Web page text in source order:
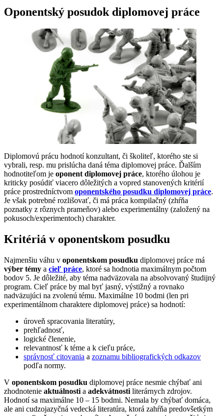
Oponentský posudok diplomovej práce
Diplomovú prácu hodnotí konzultant, či školiteľ, ktorého ste si
vybrali, resp. mu prislúcha daná téma diplomovej práce. Ďalším
hodnotiteľom je oponent diplomovej práce, ktorého úlohou je
kriticky posúdiť viacero dôležitých a vopred stanovených kritérií
práce prostredníctvom oponentského posudku diplomovej práce.
Je však potrebné rozlišovať, či má práca kompilačný (zhŕňa
poznatky z rôznych prameňov) alebo experimentálny (založený na
pokusoch/experimentoch) charakter.
Kritériá v oponentskom posudku
Najmenšiu váhu v oponentskom posudku diplomovej práce má
výber témy a cieľ práce, ktoré sa hodnotia maximálnym počtom
bodov 5. Je dôležité, aby téma nadväzovala na absolvovaný študijný
program. Cieľ práce by mal byť jasný, výstižný a rovnako
nadväzujúci na zvolenú tému. Maximálne 10 bodmi (len pri
experimentálnom charaktere diplomovej práce) sa hodnotí:
úroveň spracovania literatúry,
prehľadnosť,
logické členenie,
relevantnosť k téme a k cieľu práce,
správnosť citovania a zoznamu bibliografických odkazov
podľa normy.
V oponentskom posudku diplomovej práce nesmie chýbať ani
zhodnotenie aktuálnosti a adekvátnosti literárnych zdrojov.
Hodnotí sa maximálne 10 – 15 bodmi. Nemala by chýbať domáca,
ale ani cudzojazyčná vedecká literatúra, ktorá zahŕňa predovšetkým